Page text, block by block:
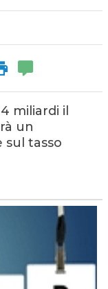
miliardi il
un
sul tasso